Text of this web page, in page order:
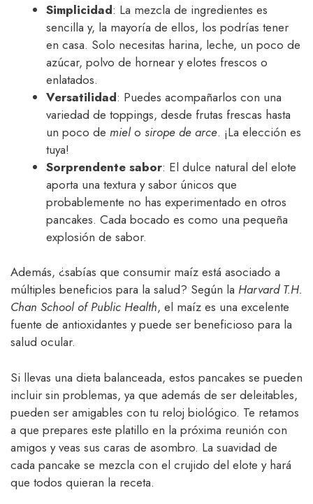
Simplicidad: La mezcla de ingredientes es
sencilla y, la mayoría de ellos, los podrías tener
en casa. Solo necesitas harina, leche, un poco de
azúcar, polvo de hornear y elotes frescos o
enlatados.
Versatilidad: Puedes acompañarlos con una
variedad de toppings, desde frutas frescas hasta
un poco de mielo sirope de arce. ¡La elección es
tuya!
Sorprendente sabor: El dulce natural del elote
aporta una textura y sabor únicos que
probablemente no has experimentado en otros
pancakes. Cada bocado es como una pequeña
explosión de sabor.
Además, ¿sabías que consumir maíz está asociado a
múltiples beneficios para la salud? Según la Harvard T.H.
Chan School of Public Health, el maíz es una excelente
fuente de antioxidantes y puede ser beneficioso para la
salud ocular.
Si llevas una dieta balanceada, estos pancakes se pueden
incluir sin problemas, ya que además de ser deleitables,
pueden ser amigables con tu reloj biológico. Te retamos
a que prepares este platillo en la próxima reunión con
amigos y veas sus caras de asombro. La suavidad de
cada pancake se mezcla con el crujido del elote y hará
que todos quieran la receta.